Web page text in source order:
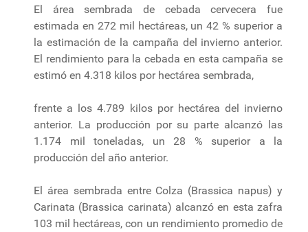
El área sembrada de cebada cervecera fue
estimada en 272 mil hectáreas, un 42 % superior a
la estimación de la campaña del invierno anterior.
El rendimiento para la cebada en esta campaña se
estimó en 4.318 kilos por hectárea sembrada,
frente a los 4.789 kilos por hectárea del invierno
anterior. La producción por su parte alcanzó las
1.174 mil toneladas, un 28 % superior a la
producción del año anterior.
El área sembrada entre Colza (Brassica napus) y
Carinata (Brassica carinata) alcanzó en esta zafra
103 mil hectáreas, con un rendimiento promedio de